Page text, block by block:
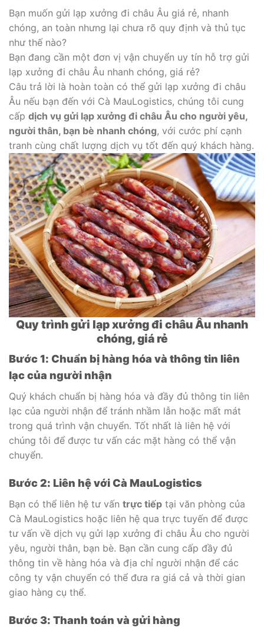
Bạn muốn gửi lạp xưởng đi châu Âu giá rẻ, nhanh
chóng, an toàn nhưng lại chưa rõ quy định và thủ tục
như thế nào?
Bạn đang cần một đơn vị vận chuyển uy tín hỗ trợ gửi
lạp xưởng đi châu Âu nhanh chóng, giá rẻ?
Câu trả lời là hoàn toàn có thể gửi lạp xưởng đi châu
Âu nếu bạn đến với Cà MauLogistics, chúng tôi cung
cấp dịch vụ gửi lạp xưởng đi châu Âu cho người yêu,
người thân, bạn bè nhanh chóng, với cước phí cạnh
tranh cùng chất lượng dịch vụ tốt đến quý khách hàng.
Quy trình gửi lạp xưởng đi châu Âu nhanh
chóng, giá rẻ
Bước 1: Chuẩn bị hàng hóa và thông tin liên
lạc của người nhận
Quý khách chuẩn bị hàng hóa và đầy đủ thông tin liên
lạc của người nhận để tránh nhầm lẫn hoặc mất mát
trong quá trình vận chuyển. Tốt nhất là liên hệ với
chúng tôi để được tư vấn các mặt hàng có thể vận
chuyển.
Bước 2: Liên hệ với Cà MauLogistics
Bạn có thể liên hệ tư vấn trực tiếp tại văn phòng của
Cà MauLogistics hoặc liên hệ qua trực tuyến để được
tư vấn về dịch vụ gửi lạp xưởng đi châu Âu cho người
yêu, người thân, bạn bè. Bạn cần cung cấp đầy đủ
thông tin về hàng hóa và địa chỉ người nhận để các
công ty vận chuyển có thể đưa ra giá cả và thời gian
giao hàng cụ thể.
Bước 3: Thanh toán và gửi hàng